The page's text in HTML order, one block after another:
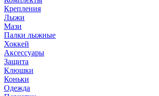
Крепления
Лыжи
Мази
Палки лыжные
Хоккей
Аксессуары
Защита
Клюшки
Коньки
Одежда